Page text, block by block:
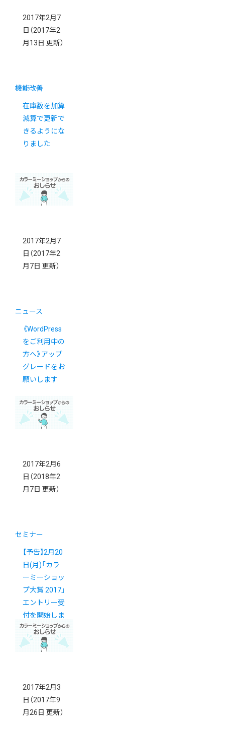
2017年2月7
日 （2017年2
月13日 更新）
機能改善
在庫数を加算
減算で更新で
きるようにな
りました
2017年2月7
日 （2017年2
月7日 更新）
ニュース
《WordPress
をご利用中の
方へ》アップ
グレードをお
願いします
2017年2月6
日 （2018年2
月7日 更新）
セミナー
【予告】2月20
日(月)「カラ
ーミーショッ
プ大賞 2017」
エントリー受
付を開始しま
す
2017年2月3
日 （2017年9
月26日 更新）